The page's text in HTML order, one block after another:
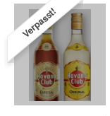
Verpasst!